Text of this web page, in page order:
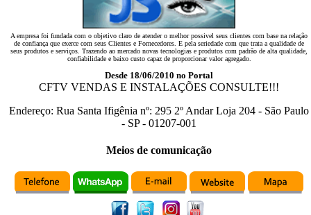
A empresa foi fundada com o objetivo claro de atender o melhor possivel seus clientes com base na relação
de confiança que exerce com seus Clientes e Fornecedores. E pela seriedade com que trata a qualidade de
seus produtos e serviços. Trazendo ao mercado novas tecnologias e produtos com padrão de alta qualidade,
confiabilidade e baixo custo capaz de proporcionar valor agregado.
Desde 18/06/2010 no Portal
CFTV VENDAS E INSTALAÇÕES CONSULTE!!!
Endereço: Rua Santa Ifigênia nº: 295 2º Andar Loja 204 - São Paulo
- SP- 01207-001
Meios de comunicação